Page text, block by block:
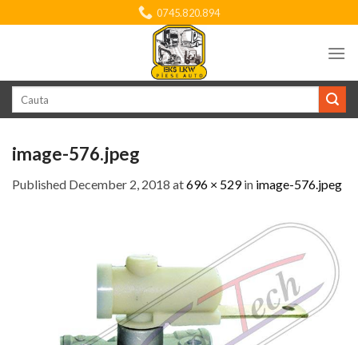
to
0745.820.894
image-576.jpeg
Published December 2, 2018 at696 × 529in image-576.jpeg